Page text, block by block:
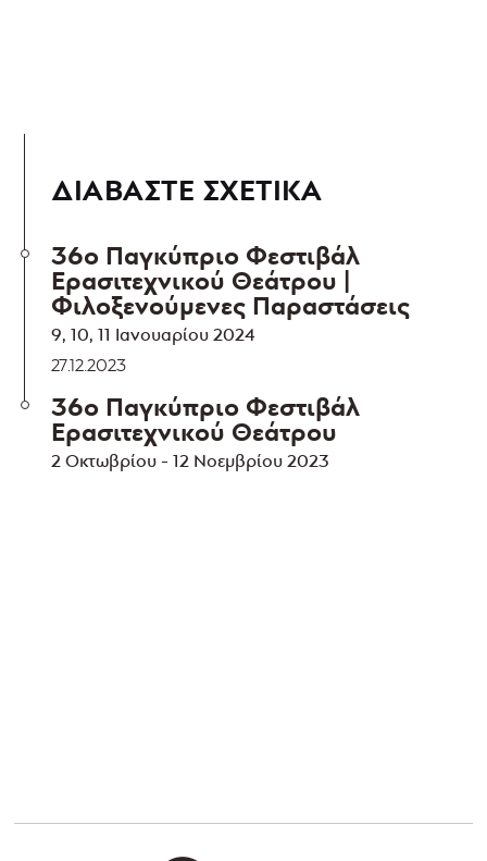
ΔΙΑΒΑΣΤΕ ΣΧΕΤΙΚΑ
36ο Παγκύπριο Φεστιβάλ
Ερασιτεχνικού Θεάτρου |
Φιλοξενούμενες Παραστάσεις
9, 10, 11 Ιανουαρίου 2024
27.12.2023
36ο Παγκύπριο Φεστιβάλ
Ερασιτεχνικού Θεάτρου
2 Οκτωβρίου - 12 Νοεμβρίου 2023